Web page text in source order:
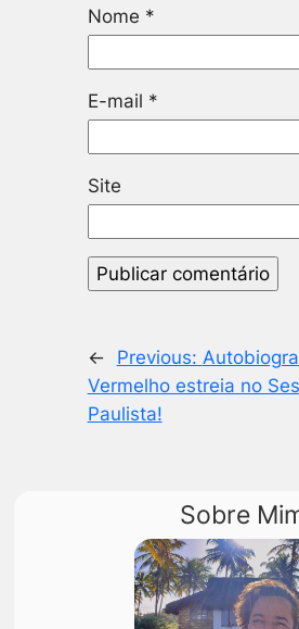
Nome *
E-mail *
Site
← Previous:
Vermelho estreia no
Paulista!
Sobre